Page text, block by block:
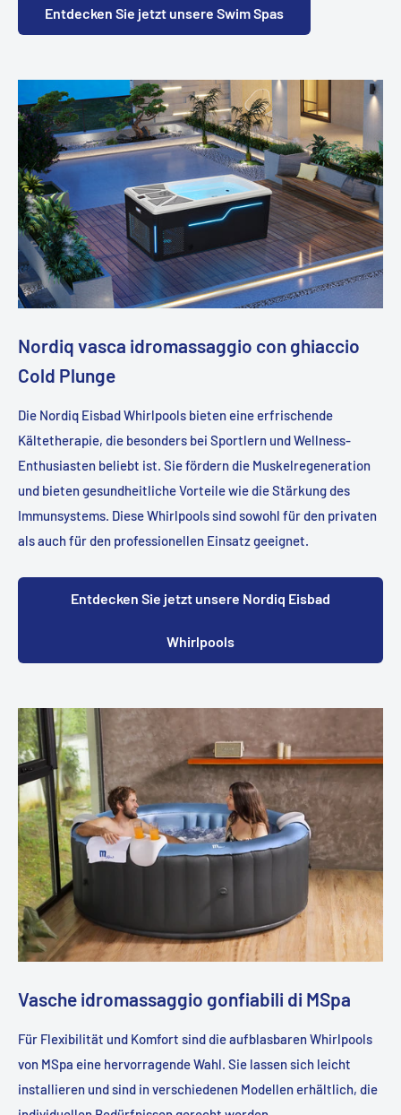
Entdecken Sie jetzt unsere Swim Spas
Nordiq vasca idromassaggio con ghiaccio
Cold Plunge
Die Nordiq Eisbad Whirlpools bieten eine erfrischende
Kältetherapie, die besonders bei Sportlern und Wellness-
Enthusiasten beliebt ist. Sie fördern die Muskelregeneration
und bieten gesundheitliche Vorteile wie die Stärkung des
Immunsystems. Diese Whirlpools sind sowohl für den privaten
als auch für den professionellen Einsatz geeignet.
Entdecken Sie jetzt unsere Nordiq Eisbad
Whirlpools
Vasche idromassaggio gonfiabili di MSpa
Für Flexibilität und Komfort sind die aufblasbaren Whirlpools
von MSpa eine hervorragende Wahl. Sie lassen sich leicht
installieren und sind in verschiedenen Modellen erhältlich, die